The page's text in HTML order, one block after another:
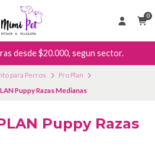
0
desde $20.000, segun sector.
para Perros
Pro Plan
Puppy Razas Medianas
Puppy Razas